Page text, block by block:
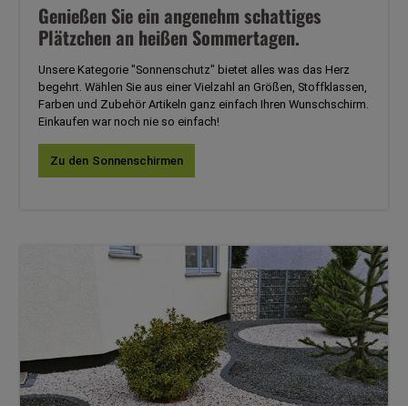
Genießen Sie ein angenehm schattiges
Plätzchen an heißen Sommertagen.
Unsere Kategorie "Sonnenschutz" bietet alles was das Herz
begehrt. Wählen Sie aus einer Vielzahl an Größen, Stoffklassen,
Farben und Zubehör Artikeln ganz einfach Ihren Wunschschirm.
Einkaufen war noch nie so einfach!
Zu den Sonnenschirmen